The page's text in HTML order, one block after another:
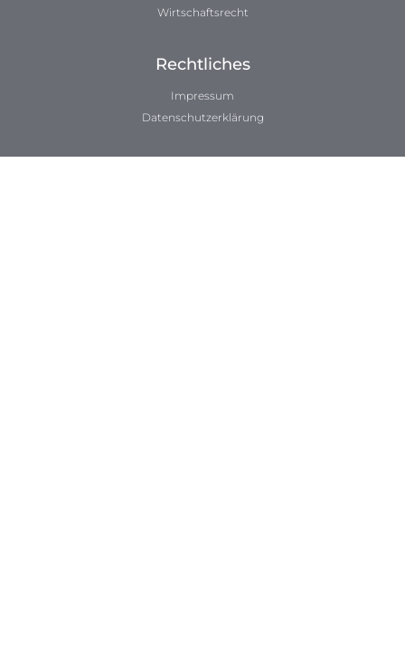
Wirtschaftsrecht
Rechtliches
Impressum
Datenschutzerklärung